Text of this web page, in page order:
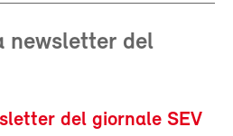
newsletter del
del giornale SEV